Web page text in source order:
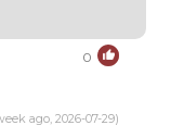
0
ago, 2026-07-29)